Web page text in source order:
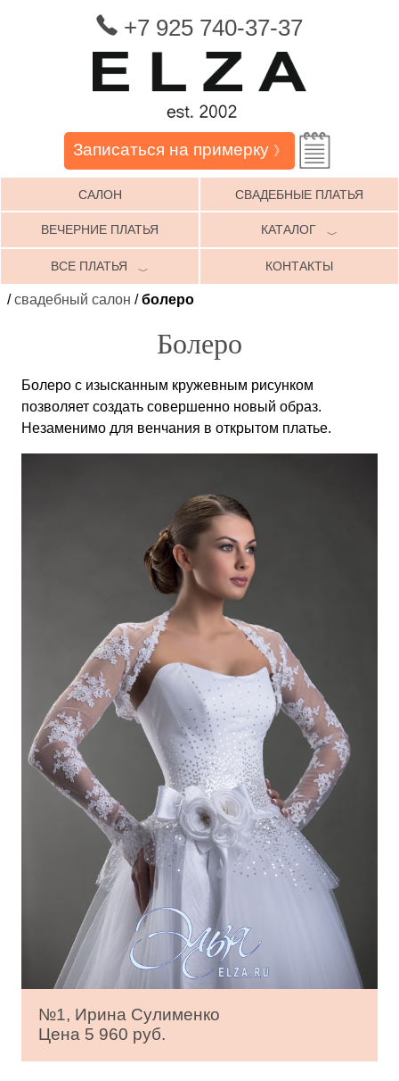
+7 925 740-37-37
Записаться на примерку 》
САЛОН СВАДЕБНЫЕ ПЛАТЬЯ
ВЕЧЕРНИЕ ПЛАТЬЯ КАТАЛОГ ﹀
ВСЕ ПЛАТЬЯ ﹀ КОНТАКТЫ
/свадебный салон /болеро
Болеро
Болеро с изысканным кружевным рисунком
позволяет создать совершенно новый образ.
Незаменимо для венчания в открытом платье.
№1, Ирина Сулименко
Цена 5 960 руб.